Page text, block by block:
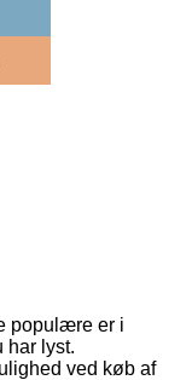
populære er i
har lyst.
ved køb af